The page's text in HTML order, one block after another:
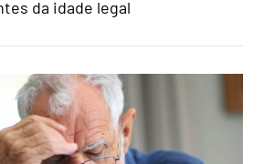
da idade legal